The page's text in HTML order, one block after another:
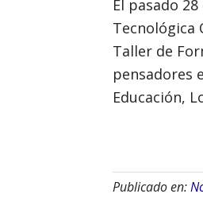
El pasado
Tecnológica
Taller de
pensadores
Educación,
Publicado en: